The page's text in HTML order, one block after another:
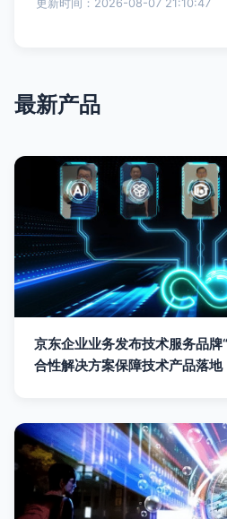
更新时间：2026-08-07 21:10:47
最新产品
京东企业业务发布技术服务品牌
合性解决方案保障技术产品落地